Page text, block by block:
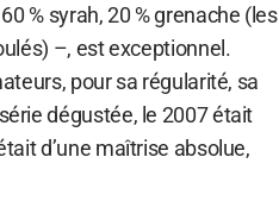
% syrah, 20 % grenache (les
–, est exceptionnel.
pour sa régularité, sa
dégustée, le 2007 était
d’une maîtrise absolue,